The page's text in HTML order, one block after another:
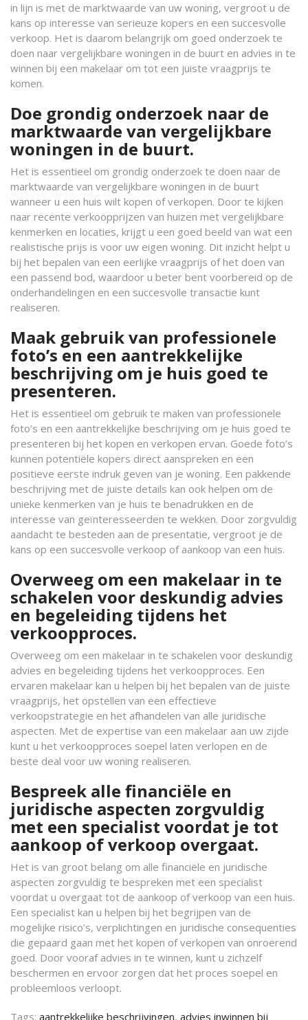
in lijn is met de marktwaarde van uw woning, vergroot u de
kans op interesse van serieuze kopers en een succesvolle
verkoop. Het is daarom belangrijk om goed onderzoek te
doen naar vergelijkbare woningen in de buurt en advies in te
winnen bij een makelaar om tot een juiste vraagprijs te
komen.
Doe grondig onderzoek naar de
marktwaarde van vergelijkbare
woningen in de buurt.
Het is essentieel om grondig onderzoek te doen naar de
marktwaarde van vergelijkbare woningen in de buurt
wanneer u een huis wilt kopen of verkopen. Door te kijken
naar recente verkoopprijzen van huizen met vergelijkbare
kenmerken en locaties, krijgt u een goed beeld van wat een
realistische prijs is voor uw eigen woning. Dit inzicht helpt u
bij het bepalen van een eerlijke vraagprijs of het doen van
een passend bod, waardoor u beter bent voorbereid op de
onderhandelingen en een succesvolle transactie kunt
realiseren.
Maak gebruik van professionele
foto’s en een aantrekkelijke
beschrijving om je huis goed te
presenteren.
Het is essentieel om gebruik te maken van professionele
foto’s en een aantrekkelijke beschrijving om je huis goed te
presenteren bij het kopen en verkopen ervan. Goede foto’s
kunnen potentiële kopers direct aanspreken en een
positieve eerste indruk geven van je woning. Een pakkende
beschrijving met de juiste details kan ook helpen om de
unieke kenmerken van je huis te benadrukken en de
interesse van geïnteresseerden te wekken. Door zorgvuldig
aandacht te besteden aan de presentatie, vergroot je de
kans op een succesvolle verkoop of aankoop van een huis.
Overweeg om een makelaar in te
schakelen voor deskundig advies
en begeleiding tijdens het
verkoopproces.
Overweeg om een makelaar in te schakelen voor deskundig
advies en begeleiding tijdens het verkoopproces. Een
ervaren makelaar kan u helpen bij het bepalen van de juiste
vraagprijs, het opstellen van een effectieve
verkoopstrategie en het afhandelen van alle juridische
aspecten. Met de expertise van een makelaar aan uw zijde
kunt u het verkoopproces soepel laten verlopen en de
beste deal voor uw woning realiseren.
Bespreek alle financiële en
juridische aspecten zorgvuldig
met een specialist voordat je tot
aankoop of verkoop overgaat.
Het is van groot belang om alle financiële en juridische
aspecten zorgvuldig te bespreken met een specialist
voordat u overgaat tot de aankoop of verkoop van een huis.
Een specialist kan u helpen bij het begrijpen van de
mogelijke risico’s, verplichtingen en juridische consequenties
die gepaard gaan met het kopen of verkopen van onroerend
goed. Door vooraf advies in te winnen, kunt u zichzelf
beschermen en ervoor zorgen dat het proces soepel en
probleemloos verloopt.
Tags: aantrekkelijke beschrijvingen, advies inwinnen bij